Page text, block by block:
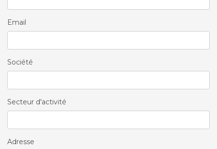
Email
Société
Secteur d'activité
Adresse